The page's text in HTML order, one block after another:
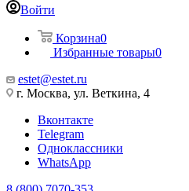
Войти
Корзина0
Избранные товары0
estet@estet.ru
г. Москва, ул. Веткина, 4
Вконтакте
Telegram
Одноклассники
WhatsApp